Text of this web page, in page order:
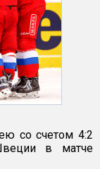
со счетом 4:2
в матче